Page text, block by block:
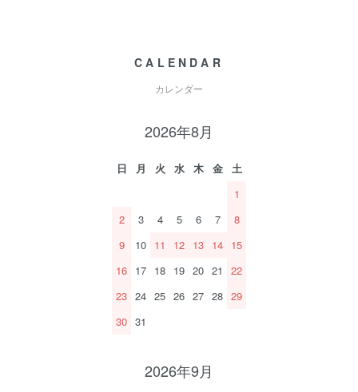
CALENDAR
カレンダー
2026年8月
日 月 火 水 木 金
土
1
2
3 4 5 6 7
8
9
10 11 12 13 14 15
16 17 18 19 20 21
22
23 24 25 26 27 28 29
30 31
2026年9月